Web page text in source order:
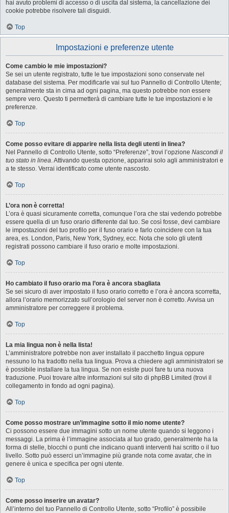
hai avuto problemi di accesso o di uscita dal sistema, la cancellazione dei
cookie potrebbe risolvere tali disguidi.
Top
Impostazioni e preferenze utente
Come cambio le mie impostazioni?
Se sei un utente registrato, tutte le tue impostazioni sono conservate nel
database del sistema. Per modificarle vai sul tuo Pannello di Controllo Utente;
generalmente sta in cima ad ogni pagina, ma questo potrebbe non essere
sempre vero. Questo ti permetterà di cambiare tutte le tue impostazioni e le
preferenze.
Top
Come posso evitare di apparire nella lista degli utenti in linea?
Nel Pannello di Controllo Utente, sotto “Preferenze”, trovi l’opzione Nascondi il
tuo stato in linea. Attivando questa opzione, apparirai solo agli amministratori e
a te stesso. Verrai identificato come utente nascosto.
Top
L’ora non è corretta!
L’ora è quasi sicuramente corretta, comunque l’ora che stai vedendo potrebbe
essere quella di un fuso orario differente dal tuo. Se così fosse, devi cambiare
le impostazioni del tuo profilo per il fuso orario e farlo coincidere con la tua
area, es. London, Paris, New York, Sydney, ecc. Nota che solo gli utenti
registrati possono cambiare il fuso orario e molte impostazioni.
Top
Ho cambiato il fuso orario ma l’ora è ancora sbagliata
Se sei sicuro di aver impostato il fuso orario corretto e l’ora è ancora scorretta,
allora l’orario memorizzato sull’orologio del server non è corretto. Avvisa un
amministratore per correggere il problema.
Top
La mia lingua non è nella lista!
L’amministratore potrebbe non aver installato il pacchetto lingua oppure
nessuno lo ha tradotto nella tua lingua. Prova a chiedere agli amministratori se
è possibile installare la tua lingua. Se non esiste puoi fare tu una nuova
traduzione. Puoi trovare altre informazioni sul sito di phpBB Limited (trovi il
collegamento in fondo ad ogni pagina).
Top
Come posso mostrare un’immagine sotto il mio nome utente?
Ci possono essere due immagini sotto un nome utente quando si leggono i
messaggi. La prima è l’immagine associata al tuo grado, generalmente ha la
forma di stelle, blocchi o punti che indicano quanti interventi hai scritto o il tuo
livello. Sotto può esserci un’immagine più grande nota come avatar, che in
genere è unica e specifica per ogni utente.
Top
Come posso inserire un avatar?
All’interno del tuo Pannello di Controllo Utente, sotto “Profilo” è possibile